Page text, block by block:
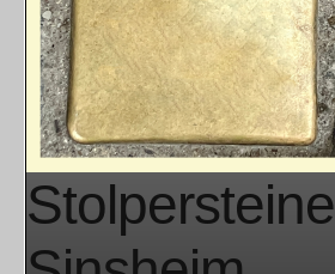
Stolpersteine